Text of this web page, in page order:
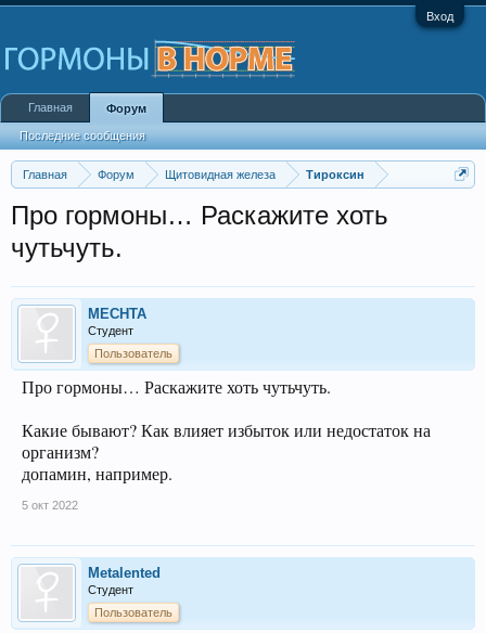
Вход
Главная Форум Щитовидная железа Тироксин
Про гормоны… Раскажите хоть
чутьчуть.
MECHTA
Студент
Пользователь
Про гормоны… Раскажите хоть чутьчуть.
Какие бывают? Как влияет избыток или недостаток на
организм?
допамин, например.
5 окт 2022
Metalented
Студент
Пользователь
Главная Форум
Последние сообщения